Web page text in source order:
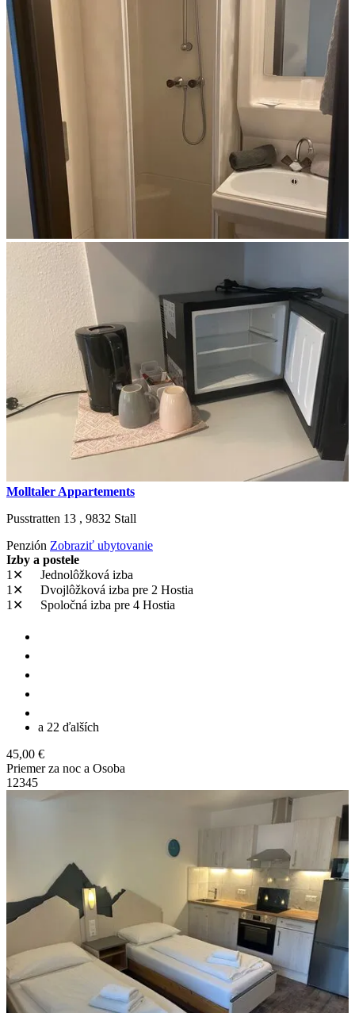
Molltaler Appartements
Pusstratten 13 , 9832 Stall
Penzión Zobraziť ubytovanie
Izby a postele
1✕
Jednolôžková izba
1✕
Dvojlôžková izba pre 2 Hostia
1✕
Spoločná izba pre 4 Hostia
a 22 ďalších
45,00 €
Priemer za noc a Osoba
12345